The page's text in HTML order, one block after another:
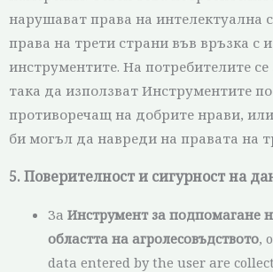
нарушават права на интелектуална
права на трети страни във връзка с
инструментите. На потребителите
така да използват Инструментите
противоречащ на добрите нрави,
би могъл да навреди на правата на
5. Поверителност и сигурност на
За Инструмент за подпомагане
областта на агролесовъдството,
data entered by the user are